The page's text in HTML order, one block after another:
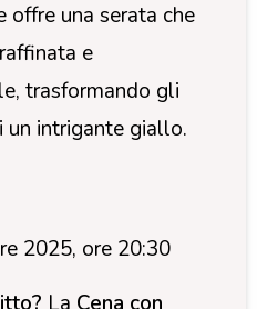
offre una serata che
e
trasformando gli
un intrigante giallo.
2025, ore 20:30